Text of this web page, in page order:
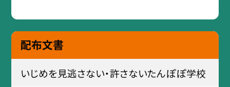
配布文書
いじめを見逃さない・許さないたんぽぽ学校